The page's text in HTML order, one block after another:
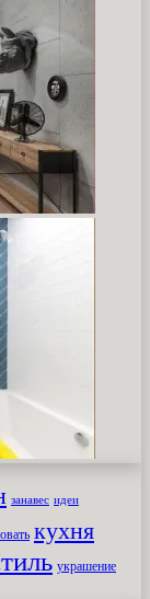
занавес идеи
кухня
украшение